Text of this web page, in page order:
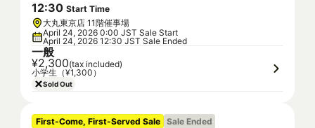
12:30 Start Time
大丸東京店 11階催事場
April 24, 2026 0:00 JST Sale Start
April 24, 2026 12:30 JST Sale Ended
一般
¥2,300(tax included)
小学生（¥1,300）
Sold Out
First-Come, First-Served Sale Sale Ended